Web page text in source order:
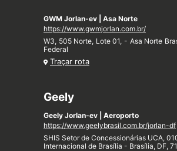
GWM Jorlan-ev | Asa Norte
https://www.gwmjorlan.com.br/
W3, 505 Norte, Lote 01, - Asa Norte
Federal
Traçar rota
Geely
Geely Jorlan-ev | Aeroporto
https://www.geelybrasil.com.br/jorlan-df
SHIS Setor de Concessionárias UCA,
Internacional de Brasília - Brasília, DF,